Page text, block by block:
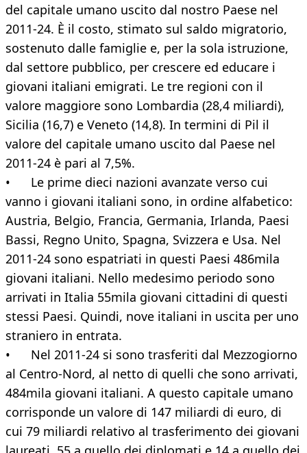
del capitale umano uscito dal nostro Paese nel
2011-24. È il costo, stimato sul saldo migratorio,
sostenuto dalle famiglie e, per la sola istruzione,
dal settore pubblico, per crescere ed educare i
giovani italiani emigrati. Le tre regioni con il
valore maggiore sono Lombardia (28,4 miliardi),
Sicilia (16,7) e Veneto (14,8). In termini di Pil il
valore del capitale umano uscito dal Paese nel
2011-24 è pari al 7,5%.
• Le prime dieci nazioni avanzate verso cui
vanno i giovani italiani sono, in ordine alfabetico:
Austria, Belgio, Francia, Germania, Irlanda, Paesi
Bassi, Regno Unito, Spagna, Svizzera e Usa. Nel
2011-24 sono espatriati in questi Paesi 486mila
giovani italiani. Nello medesimo periodo sono
arrivati in Italia 55mila giovani cittadini di questi
stessi Paesi. Quindi, nove italiani in uscita per uno
straniero in entrata.
• Nel 2011-24 si sono trasferiti dal Mezzogiorno
al Centro-Nord, al netto di quelli che sono arrivati,
484mila giovani italiani. A questo capitale umano
corrisponde un valore di 147 miliardi di euro, di
cui 79 miliardi relativo al trasferimento dei giovani